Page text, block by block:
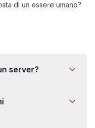
di un essere umano?
server?